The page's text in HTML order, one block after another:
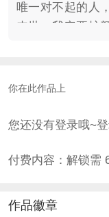
唯一对不起的人
来世，我定要护
智希因为看剧同
机会，那我便要
个恋爱也可。
渊/唐周（成毅）
欣泽） “我的境
你在此作品上
您还没有登录哦~
付费内容：解锁需
作品徽章